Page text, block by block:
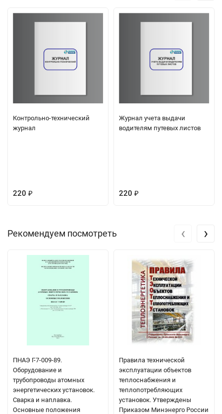
Контрольно-технический
журнал
220 ₽
Журнал учета выдачи
водителям путевых листов
220 ₽
Рекомендуем посмотреть
ПНАЭ Г-7-009-89.
Оборудование и
трубопроводы атомных
энергетических установок.
Сварка и наплавка.
Основные положения
Правила технической
эксплуатации объектов
теплоснабжения и
теплопотребляющих
установок. Утверждены
Приказом Минэнерго России
‹ ›